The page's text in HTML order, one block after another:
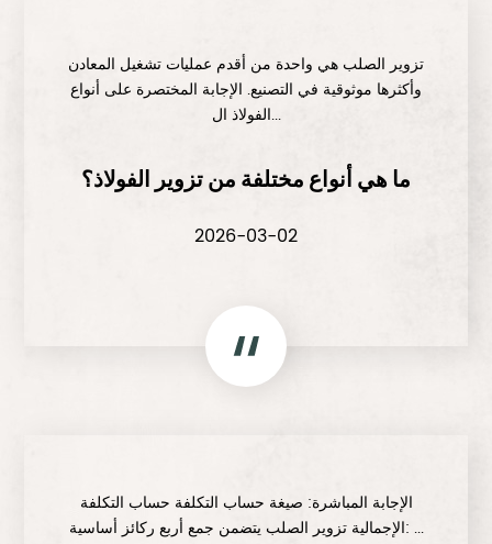
تزوير الصلب هي واحدة من أقدم عمليات تشغيل المعادن
وأكثرها موثوقية في التصنيع. الإجابة المختصرة على أنواع
الفولاذ ال...
ما هي أنواع مختلفة من تزوير الفولاذ؟
2026-03-02
الإجابة المباشرة: صيغة حساب التكلفة حساب التكلفة
الإجمالية تزوير الصلب يتضمن جمع أربع ركائز أساسية: ...